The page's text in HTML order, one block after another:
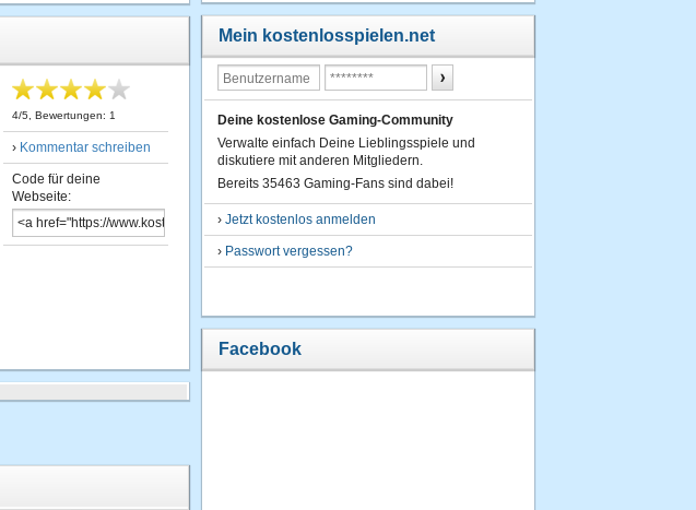
4/5 , Bewertungen: 1
› Kommentar schreiben
Code für deine
Webseite:
Mein kostenlosspielen.net
Deine kostenlose Gaming-Community
Verwalte einfach Deine Lieblingsspiele und
diskutiere mit anderen Mitgliedern.
Bereits 35463 Gaming-Fans sind dabei!
› Jetzt kostenlos anmelden
› Passwort vergessen?
Facebook